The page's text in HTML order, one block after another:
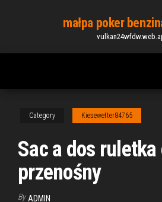
content
małpa poker
Category Kiesewetter84765
Sac a dos
przenośny
By ADMIN